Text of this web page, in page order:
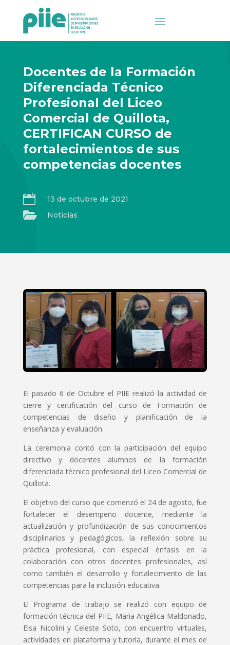
Docentes de la Formación
Diferenciada Técnico
Profesional del Liceo
Comercial de Quillota,
CERTIFICAN CURSO de
fortalecimientos de sus
competencias docentes
 13 de octubre de 2021
 Noticias
El pasado 6 de Octubre el PIIE realizó la actividad de
cierre y certificación del curso de Formación de
competencias de diseño y planificación de la
enseñanza y evaluación.
La ceremonia contó con la participación del equipo
directivo y docentes alumnos de la formación
diferenciada técnico profesional del Liceo Comercial de
Quillota.
El objetivo del curso que comenzó el 24 de agosto, fue
fortalecer el desempeño docente, mediante la
actualización y profundización de sus conocimientos
disciplinarios y pedagógicos, la reflexión sobre su
práctica profesional, con especial énfasis en la
colaboración con otros docentes profesionales, así
como también el desarrollo y fortalecimiento de las
competencias para la inclusión educativa.
El Programa de trabajo se realizó con equipo de
formación técnica del PIIE, Maria Angélica Maldonado,
Elsa Nicolini y Celeste Soto, con encuentro virtuales,
actividades en plataforma y tutoría, durante el mes de